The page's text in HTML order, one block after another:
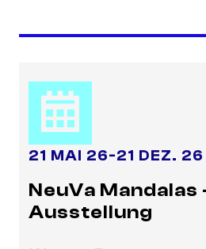
21 MAI 26-21 DEZ. 26
NeuVa Mandalas
Ausstellung